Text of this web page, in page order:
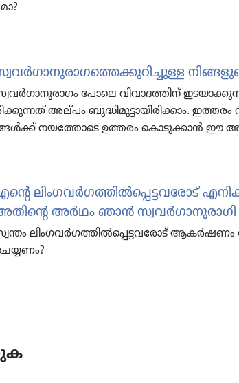
പോലെ വിവാ​ദ​ത്തിന്‌
അല്‌പം ബുദ്ധി​മു​ട്ടാ​യി​രി​ക്കാം.
നയത്തോ​ടെ ഉത്തരം കൊടു​ക്കാൻ ഈ
ലിംഗവർഗത്തിൽപ്പെട്ടവരോട്‌
അർഥം ഞാൻ
ലിംഗവർഗത്തിൽപ്പെട്ടവരോട്‌